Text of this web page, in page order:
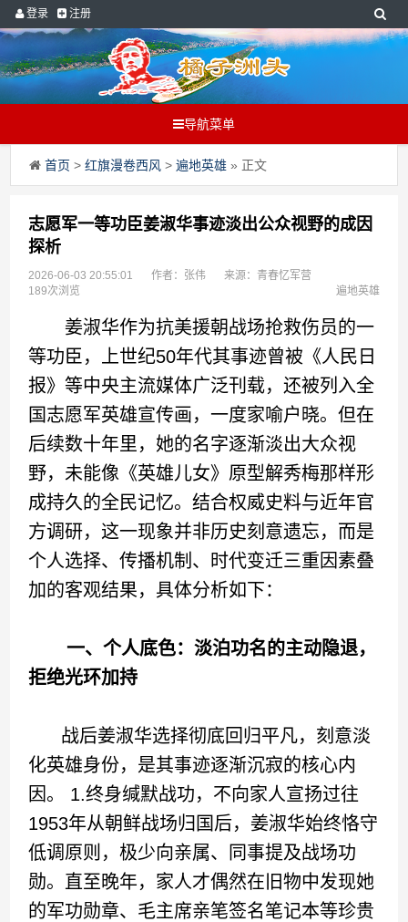
登录 注册
导航菜单
首页 >红旗漫卷西风 >遍地英雄 » 正文
志愿军一等功臣姜淑华事迹淡出公众视野的成因
探析
2026-06-03 20:55:01 作者：张伟
来源：青春忆军营
189次浏览
遍地英雄
姜淑华作为抗美援朝战场抢救伤员的一
等功臣，上世纪50年代其事迹曾被《人民日
报》等中央主流媒体广泛刊载，还被列入全
国志愿军英雄宣传画，一度家喻户晓。但在
后续数十年里，她的名字逐渐淡出大众视
野，未能像《英雄儿女》原型解秀梅那样形
成持久的全民记忆。结合权威史料与近年官
方调研，这一现象并非历史刻意遗忘，而是
个人选择、传播机制、时代变迁三重因素叠
加的客观结果，具体分析如下：
一、个人底色：淡泊功名的主动隐退，
拒绝光环加持
战后姜淑华选择彻底回归平凡，刻意淡
化英雄身份，是其事迹逐渐沉寂的核心内
因。 1.终身缄默战功，不向家人宣扬过往
1953年从朝鲜战场归国后，姜淑华始终恪守
低调原则，极少向亲属、同事提及战场功
勋。直至晚年，家人才偶然在旧物中发现她
的军功勋章、毛主席亲笔签名笔记本等珍贵